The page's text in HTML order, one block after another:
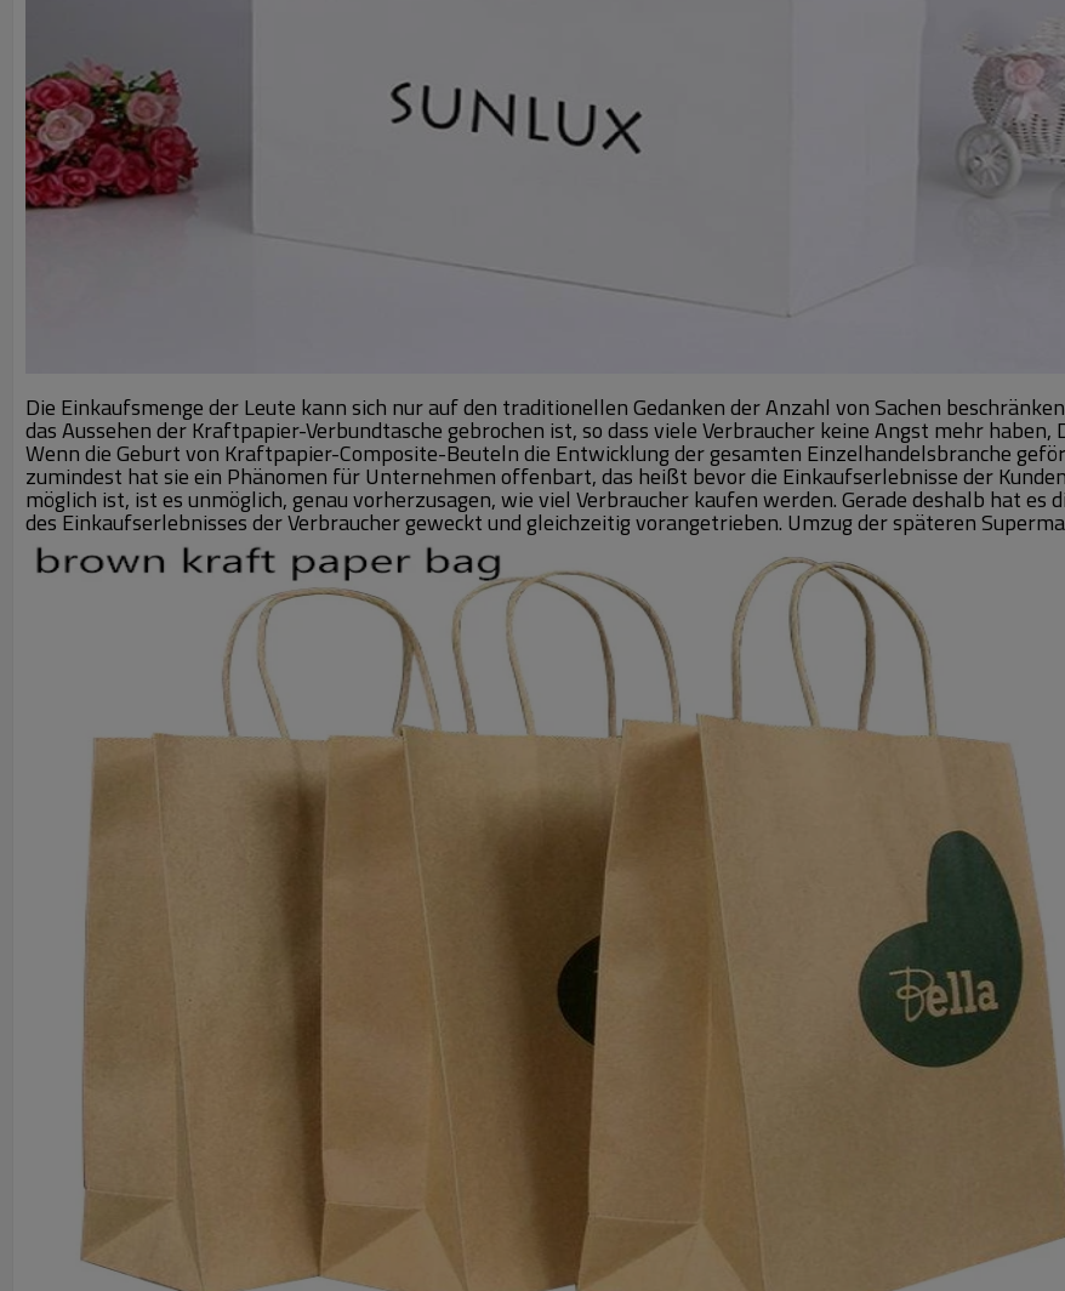
Die Einkaufsmenge der Leute kann sich nur auf den traditionellen Gedanken der Anzahl von Sachen
das Aussehen der Kraftpapier-Verbundtasche gebrochen ist, so dass viele Verbraucher keine Angst mehr
Wenn die Geburt von Kraftpapier-Composite-Beuteln die Entwicklung der gesamten Einzelhandelsbranche
zumindest hat sie ein Phänomen für Unternehmen offenbart, das heißt bevor die Einkaufserlebnisse der
möglich ist, ist es unmöglich, genau vorherzusagen, wie viel Verbraucher kaufen werden. Gerade deshalb hat
des Einkaufserlebnisses der Verbraucher geweckt und gleichzeitig vorangetrieben. Umzug der späteren